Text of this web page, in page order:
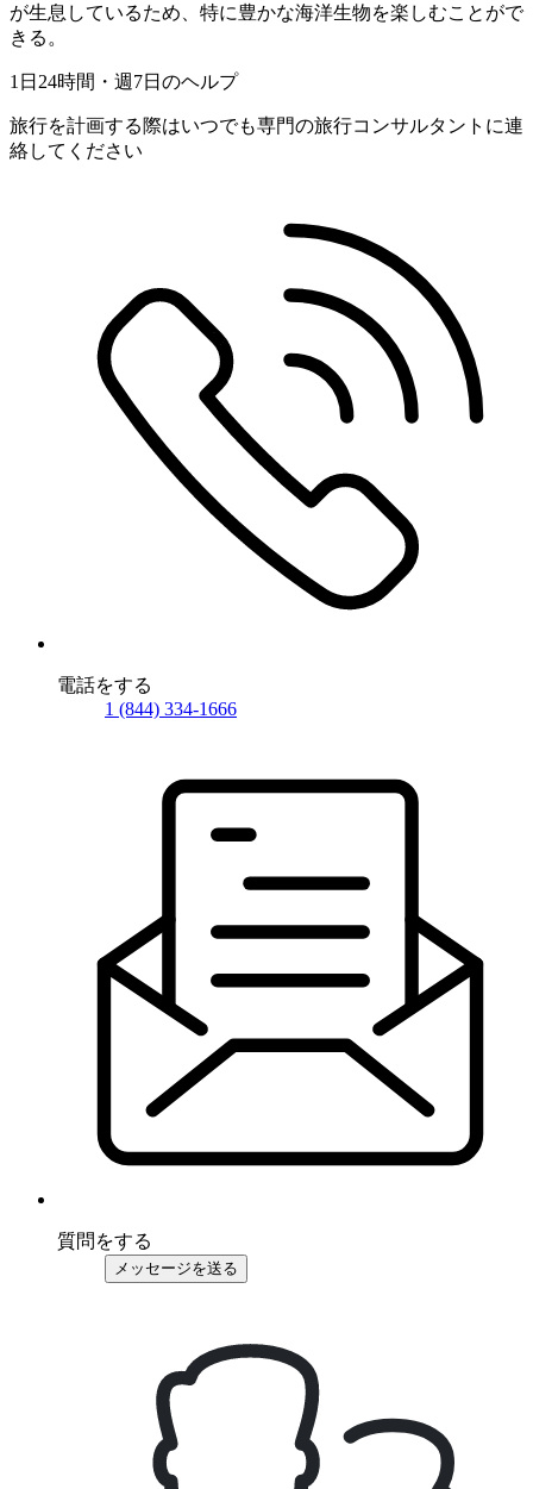
が生息しているため、特に豊かな海洋生物を楽しむことがで
きる。
1日24時間・週7日のヘルプ
旅行を計画する際はいつでも専門の旅行コンサルタントに連
絡してください
電話をする
1 (844) 334-1666
質問をする
メッセージを送る